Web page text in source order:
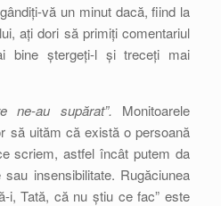
vă un minut dacă, fiind la
ați dori să primiți comentariul
bine ștergeți-l și treceți mai
ne-au supărat”. Monitoarele
să uităm că există o persoană
scriem, astfel încât putem da
insensibilitate. Rugăciunea
i, Tată, că nu știu ce fac” este